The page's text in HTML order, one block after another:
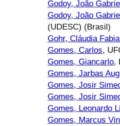
Godoy, João
Godoy, João
(UDESC) (Brasil)
Gohr, Cláudia
Gomes, Carlos,
Gomes, Giancarlo,
Gomes, Jarbas
Gomes, Josir
Gomes, Josir
Gomes, Leonardo
Gomes, Marcus